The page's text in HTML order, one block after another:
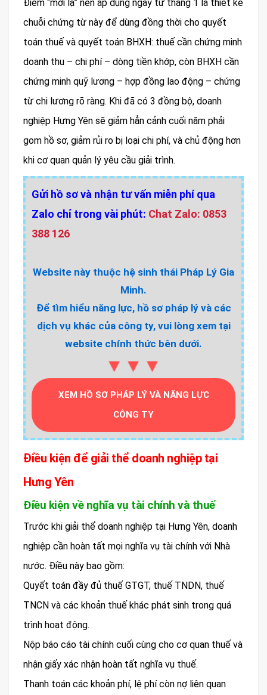
Điểm “mới lạ” nên áp dụng ngay từ tháng 1 là thiết kế
chuỗi chứng từ này để dùng đồng thời cho quyết
toán thuế và quyết toán BHXH: thuế cần chứng minh
doanh thu – chi phí – dòng tiền khớp, còn BHXH cần
chứng minh quỹ lương – hợp đồng lao động – chứng
từ chi lương rõ ràng. Khi đã có 3 đồng bộ, doanh
nghiệp Hưng Yên sẽ giảm hẳn cảnh cuối năm phải
gom hồ sơ, giảm rủi ro bị loại chi phí, và chủ động hơn
khi cơ quan quản lý yêu cầu giải trình.
Gửi hồ sơ và nhận tư vấn miễn phí qua
Zalo chỉ trong vài phút: Chat Zalo: 0853
388 126
Website này thuộc hệ sinh thái Pháp Lý Gia
Minh.
Để tìm hiểu năng lực, hồ sơ pháp lý và các
dịch vụ khác của công ty, vui lòng xem tại
website chính thức bên dưới.
▼▼▼
XEM HỒ SƠ PHÁP LÝ VÀ NĂNG LỰC
CÔNG TY
Điều kiện để giải thể doanh nghiệp tại
Hưng Yên
Điều kiện về nghĩa vụ tài chính và thuế
Trước khi giải thể doanh nghiệp tại Hưng Yên, doanh
nghiệp cần hoàn tất mọi nghĩa vụ tài chính với Nhà
nước. Điều này bao gồm:
Quyết toán đầy đủ thuế GTGT, thuế TNDN, thuế
TNCN và các khoản thuế khác phát sinh trong quá
trình hoạt động.
Nộp báo cáo tài chính cuối cùng cho cơ quan thuế và
nhận giấy xác nhận hoàn tất nghĩa vụ thuế.
Thanh toán các khoản phí, lệ phí còn nợ liên quan